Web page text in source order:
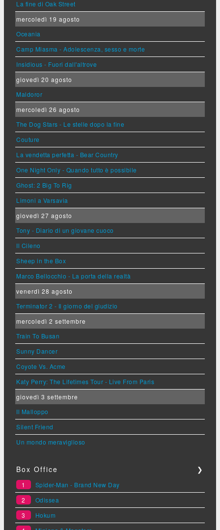
La fine di Oak Street
mercoledì 19 agosto
Oceania
Camp Miasma - Adolescenza, sesso e morte
Insidious - Fuori dall'altrove
giovedì 20 agosto
Maldoror
mercoledì 26 agosto
The Dog Stars - Le stelle dopo la fine
Couture
La vendetta perfetta - Bear Country
One Night Only - Quando tutto è possibile
Ghost: 2 Big To Rig
Limoni a Varsavia
giovedì 27 agosto
Tony - Diario di un giovane cuoco
Il Cileno
Sheep in the Box
Marco Bellocchio - La porta della realtà
venerdì 28 agosto
Terminator 2 - Il giorno del giudizio
mercoledì 2 settembre
Train To Busan
Sunny Dancer
Coyote Vs. Acme
Katy Perry: The Lifetimes Tour - Live From Paris
giovedì 3 settembre
Il Malloppo
Silent Friend
Un mondo meraviglioso
Box Office ❯
1
Spider-Man - Brand New Day
2
Odissea
3
Hokum